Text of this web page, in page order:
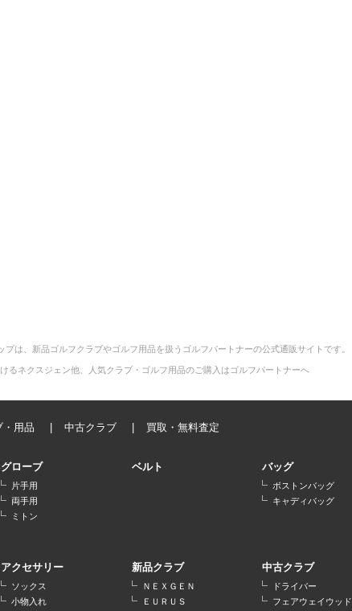
は、新品ゴルフクラブやゴルフ用品を扱うゴルフパートナーの公式通販サイトです。
るネクスジェン他、人気クラブ・ゴルフ用品のご購入はゴルフパートナーへ
・用品 中古クラブ 買取・無料査定
グローブ
片手用
両手用
ミトン
ベルト バッグ
ボストンバッグ
キャディバッグ
アクセサリー
ソックス
小物入れ
新品クラブ
ＮＥＸＧＥＮ
ＥＵＲＵＳ
中古クラブ
ドライバー
フェアウェイウッド